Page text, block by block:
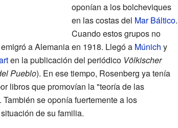
oponían a los bolcheviques
en las costas del Mar Báltico.
Cuando estos grupos no
a Alemania en 1918. Llegó a Múnich y
en la publicación del periódico Völkischer
Pueblo). En ese tiempo, Rosenberg ya tenía
libros que promovían la "teoría de las
se oponía fuertemente a los
de su familia.